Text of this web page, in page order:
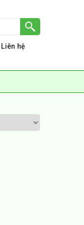
Liên hệ